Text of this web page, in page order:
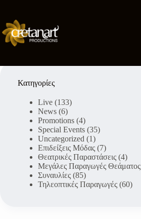
περιεχόμενο
Κατηγορίες
Live (133)
News (6)
Promotions (4)
Special Events (35)
Uncategorized (1)
Επιδείξεις Μόδας (7)
Θεατρικές Παραστάσεις (4)
Μεγάλες Παραγωγές Θεάματος
Συναυλίες (85)
Τηλεοπτικές Παραγωγές (60)